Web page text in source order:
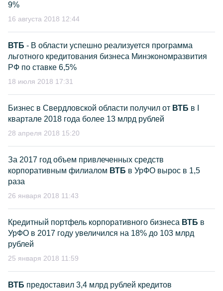
9%
16 августа 2018 12:44
ВТБ - В области успешно реализуется программа
льготного кредитования бизнеса Минэкономразвития
РФ по ставке 6,5%
18 июля 2018 17:31
Бизнес в Свердловской области получил от ВТБ в I
квартале 2018 года более 13 млрд рублей
28 апреля 2018 15:20
За 2017 год объем привлеченных средств
корпоративным филиалом ВТБ в УрФО вырос в 1,5
раза
26 января 2018 11:43
Кредитный портфель корпоративного бизнеса ВТБ в
УрФО в 2017 году увеличился на 18% до 103 млрд
рублей
25 января 2018 11:59
ВТБ предоставил 3,4 млрд рублей кредитов